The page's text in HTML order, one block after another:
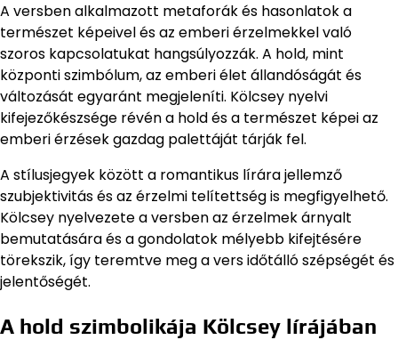
A versben alkalmazott metaforák és hasonlatok a
természet képeivel és az emberi érzelmekkel való
szoros kapcsolatukat hangsúlyozzák. A hold, mint
központi szimbólum, az emberi élet állandóságát és
változását egyaránt megjeleníti. Kölcsey nyelvi
kifejezőkészsége révén a hold és a természet képei az
emberi érzések gazdag palettáját tárják fel.
A stílusjegyek között a romantikus lírára jellemző
szubjektivitás és az érzelmi telítettség is megfigyelhető.
Kölcsey nyelvezete a versben az érzelmek árnyalt
bemutatására és a gondolatok mélyebb kifejtésére
törekszik, így teremtve meg a vers időtálló szépségét és
jelentőségét.
A hold szimbolikája Kölcsey lírájában